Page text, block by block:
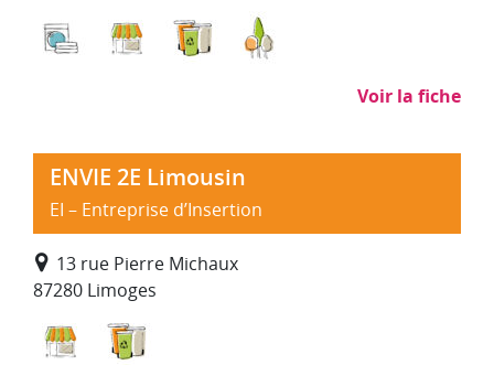
Blanchisserie, repassage
Commerce, distribution
Déchets : collecte, traitement,
Voir la fiche
ENVIE 2E Limousin
EI – Entreprise d’Insertion
13 rue Pierre Michaux
87280 Limoges
Commerce, distribution